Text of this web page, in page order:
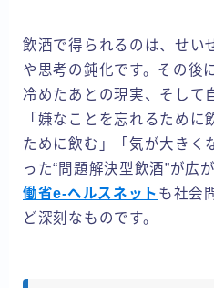
飲酒で得られるのは、せい
や思考の鈍化です。その後
冷めたあとの現実、そして
「嫌なことを忘れるため
ために飲む」「気が大きく
った“問題解決型飲酒”が広
働省e-ヘルスネット も社会
ど深刻なものです。